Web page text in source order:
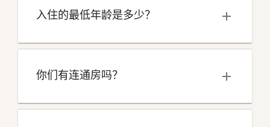
入住的最低年龄是多少？
你们有连通房吗？